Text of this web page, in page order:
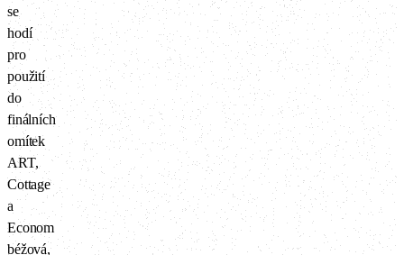
se
hodí
pro
použití
do
finálních
omítek
ART,
Cottage
a
Econom
béžová,